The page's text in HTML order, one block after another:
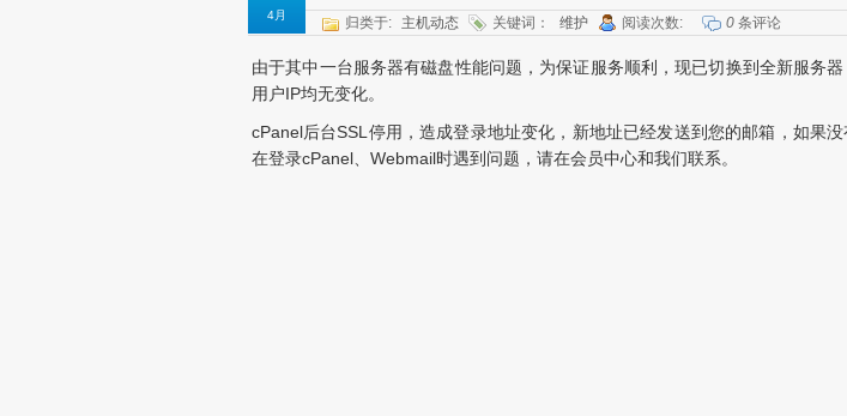
4月 归类于: 主机动态 关键词： 维护 阅读次数: 0 条评论
由于其中一台服务器有磁盘性能问题，为保证服务顺利，现已切换到全新服务
用户IP均无变化。
cPanel后台SSL停用，造成登录地址变化，新地址已经发送到您的邮箱，如果
在登录cPanel、Webmail时遇到问题，请在会员中心和我们联系。